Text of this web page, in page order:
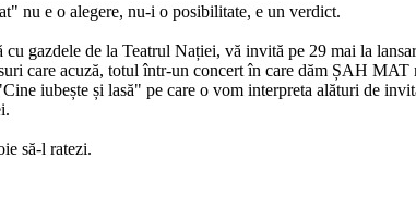
nu e o alegere, nu-i o posibilitate, e un verdict.
gazdele de la Teatrul Nației, vă invită pe 29 mai la
care acuză, totul într-un concert în care dăm ȘAH
iubește și lasă" pe care o vom interpreta alături de
să-l ratezi.